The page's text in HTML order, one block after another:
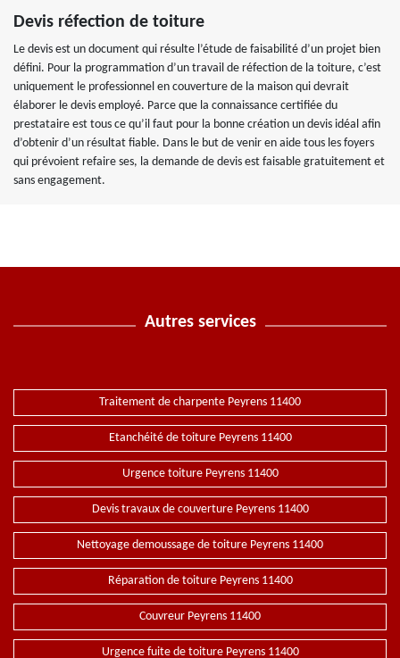
Devis réfection de toiture
Le devis est un document qui résulte l’étude de faisabilité d’un projet bien
défini. Pour la programmation d’un travail de réfection de la toiture, c’est
uniquement le professionnel en couverture de la maison qui devrait
élaborer le devis employé. Parce que la connaissance certifiée du
prestataire est tous ce qu’il faut pour la bonne création un devis idéal afin
d’obtenir d’un résultat fiable. Dans le but de venir en aide tous les foyers
qui prévoient refaire ses, la demande de devis est faisable gratuitement et
sans engagement.
Autres services
Traitement de charpente Peyrens 11400
Etanchéité de toiture Peyrens 11400
Urgence toiture Peyrens 11400
Devis travaux de couverture Peyrens 11400
Nettoyage demoussage de toiture Peyrens 11400
Réparation de toiture Peyrens 11400
Couvreur Peyrens 11400
Urgence fuite de toiture Peyrens 11400